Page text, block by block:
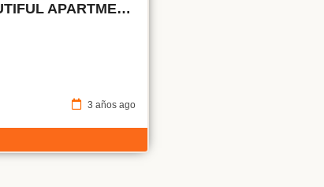
EXCEPTIONAL AND BEAUTIFUL APARTMENT IN CULLERA
3 años ago